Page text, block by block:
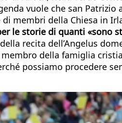
vuole che san
membri della Chiesa in
le storie di quanti «sono
recita dell’Angelus
della famiglia
possiamo procedere